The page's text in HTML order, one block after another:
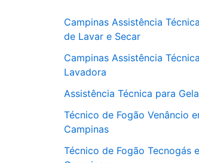
Campinas Assistência
de Lavar e Secar
Campinas Assistência Técnica
Lavadora
Assistência Técnica para
Técnico de Fogão Venâncio
Campinas
Técnico de Fogão Tecnogás